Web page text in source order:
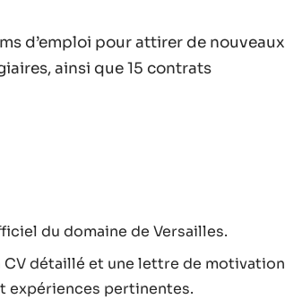
d’emploi pour attirer de nouveaux
ainsi que 15 contrats
du domaine de Versailles.
détaillé et une lettre de motivation
expériences pertinentes.